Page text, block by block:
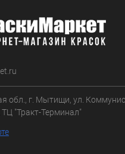
обл., г. Мытищи, ул.
ТЦ "Тракт-Терминал"